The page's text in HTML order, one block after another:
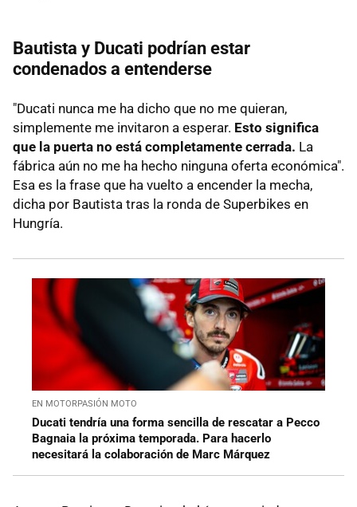
Bautista y Ducati podrían estar
condenados a entenderse
"Ducati nunca me ha dicho que no me quieran,
simplemente me invitaron a esperar. Esto significa
que la puerta no está completamente cerrada. La
fábrica aún no me ha hecho ninguna oferta económica".
Esa es la frase que ha vuelto a encender la mecha,
dicha por Bautista tras la ronda de Superbikes en
Hungría.
EN MOTORPASIÓN MOTO
Ducati tendría una forma sencilla de rescatar a Pecco
Bagnaia la próxima temporada. Para hacerlo
necesitará la colaboración de Marc Márquez